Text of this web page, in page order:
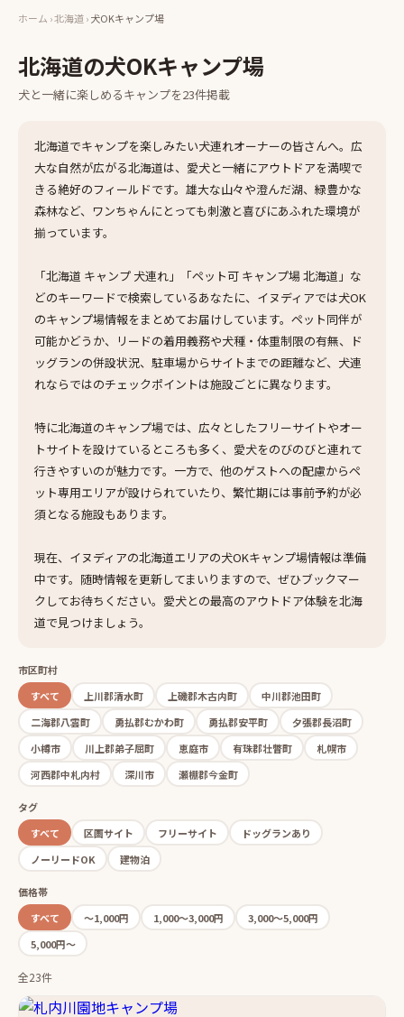
ホーム ›北海道›犬OKキャンプ場
北海道の犬OKキャンプ場
犬と一緒に楽しめるキャンプを23件掲載
北海道でキャンプを楽しみたい犬連れオーナーの皆さんへ。広
大な自然が広がる北海道は、愛犬と一緒にアウトドアを満喫で
きる絶好のフィールドです。雄大な山々や澄んだ湖、緑豊かな
森林など、ワンちゃんにとっても刺激と喜びにあふれた環境が
揃っています。
「北海道 キャンプ 犬連れ」「ペット可 キャンプ場 北海道」な
どのキーワードで検索しているあなたに、イヌディアでは犬OK
のキャンプ場情報をまとめてお届けしています。ペット同伴が
可能かどうか、リードの着用義務や犬種・体重制限の有無、ド
ッグランの併設状況、駐車場からサイトまでの距離など、犬連
れならではのチェックポイントは施設ごとに異なります。
特に北海道のキャンプ場では、広々としたフリーサイトやオー
トサイトを設けているところも多く、愛犬をのびのびと連れて
行きやすいのが魅力です。一方で、他のゲストへの配慮からペ
ット専用エリアが設けられていたり、繁忙期には事前予約が必
須となる施設もあります。
現在、イヌディアの北海道エリアの犬OKキャンプ場情報は準備
中です。随時情報を更新してまいりますので、ぜひブックマー
クしてお待ちください。愛犬との最高のアウトドア体験を北海
道で見つけましょう。
市区町村
すべて
上川郡清水町 上磯郡木古内町
中川郡池田町
二海郡八雲町
勇払郡むかわ町 勇払郡安平町
夕張郡長沼町
小樽市
川上郡弟子屈町 恵庭市 有珠郡壮瞥町
札幌市
河西郡中札内村
深川市 瀬棚郡今金町
タグ
すべて
区画サイト フリーサイト
ドッグランあり
ノーリードOK
建物泊
価格帯
すべて
〜1,000円 1,000〜3,000円
3,000〜5,000円
5,000円〜
全23件